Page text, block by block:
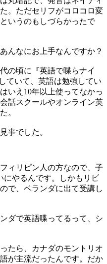
。ただセリフがコロコロ変
いうのもしづらかったで
んなにお上手なんですか？
の頃に『英語で喋らナイ
ていて、英語は勉強してい
いえ10年以上使ってなかっ
話スクールやオンライン英
。
事でした。
ィリピン人の方なので、子
にやるんです。しかもリビ
で、ベランダに出て受講し
ダで英語喋ってるって、シ
たら、カナダのモントリオ
が主流だったんです。だか